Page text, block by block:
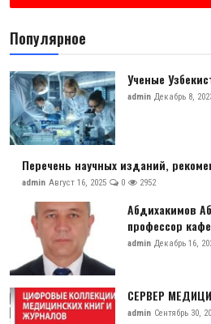
Популярное
Ученые
admin Декабрь 8,
Перечень научных изданий,
admin Август 16, 2025 0 2952
Абдихакимов
профессор
admin Декабрь 16,
СЕРВЕР
admin Сентябрь 30,